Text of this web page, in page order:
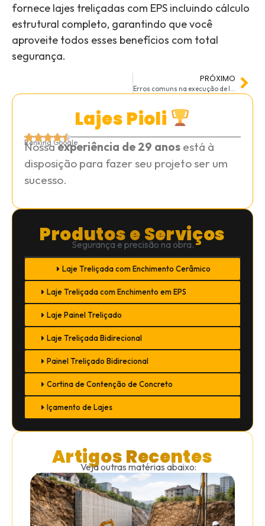
Lajes Pioli
Ranking Google
Nossaexperiência de 29 anos está à
disposição para fazer seu projeto ser um
sucesso.
Produtos e Serviços
Segurança e precisão na obra.
Laje Treliçada com Enchimento Cerâmico
Laje Treliçada com Enchimento em EPS
Laje Painel Treliçado
Laje Treliçada Bidirecional
Painel Treliçado Bidirecional
Cortina de Contenção de Concreto
Içamento de Lajes
Artigos Recentes
Veja outras matérias abaixo:
fornece lajes treliçadas com EPS incluindo cálculo
estrutural completo, garantindo que você
aproveite todos esses benefícios com total
segurança.
PRÓXIMO